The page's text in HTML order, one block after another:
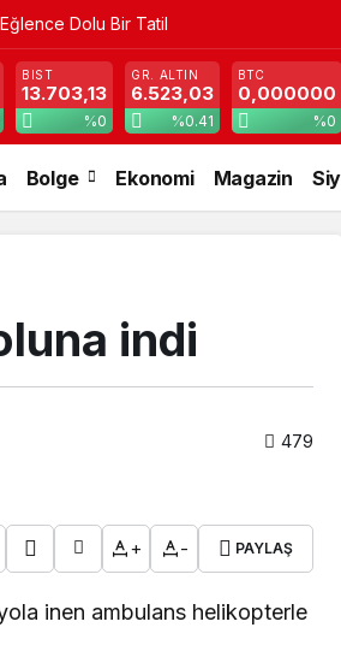
Dolu Bir Tatil
BIST
13.703,13
%0
GR. ALTIN
6.523,03
%0.41
BTC
0,000000
%0
Bolge Ekonomi Magazin
indi
479
+ - PAYLAŞ
inen ambulans helikopterle